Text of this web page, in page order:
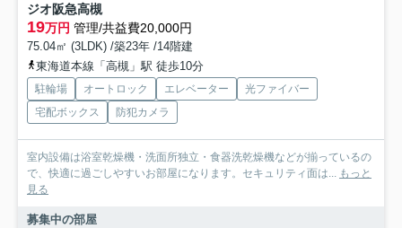
ジオ阪急高槻
19万円 管理/共益費20,000円
75.04㎡ (3LDK) /築23年 /14階建
東海道本線「高槻」駅 徒歩10分
駐輪場 オートロック エレベーター
光ファイバー
宅配ボックス
防犯カメラ
室内設備は浴室乾燥機・洗面所独立・食器洗乾燥機などが揃っているの
で、快適に過ごしやすいお部屋になります。セキュリティ面は... もっと
見る
募集中の部屋